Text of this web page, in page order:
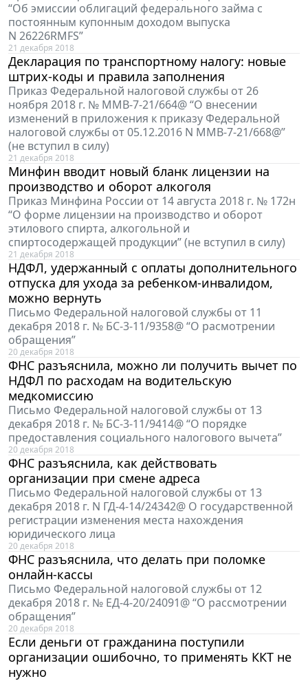
“Об эмиссии облигаций федерального займа с
постоянным купонным доходом выпуска
N 26226RMFS”
21 декабря 2018
Декларация по транспортному налогу: новые
штрих-коды и правила заполнения
Приказ Федеральной налоговой службы от 26
ноября 2018 г. № ММВ-7-21/664@ “О внесении
изменений в приложения к приказу Федеральной
налоговой службы от 05.12.2016 N ММВ-7-21/668@”
(не вступил в силу)
21 декабря 2018
Минфин вводит новый бланк лицензии на
производство и оборот алкоголя
Приказ Минфина России от 14 августа 2018 г. № 172н
“О форме лицензии на производство и оборот
этилового спирта, алкогольной и
спиртосодержащей продукции” (не вступил в силу)
21 декабря 2018
НДФЛ, удержанный с оплаты дополнительного
отпуска для ухода за ребенком-инвалидом,
можно вернуть
Письмо Федеральной налоговой службы от 11
декабря 2018 г. № БС-3-11/9358@ “О расмотрении
обращения”
20 декабря 2018
ФНС разъяснила, можно ли получить вычет по
НДФЛ по расходам на водительскую
медкомиссию
Письмо Федеральной налоговой службы от 13
декабря 2018 г. № БС-3-11/9414@ “О порядке
предоставления социального налогового вычета”
20 декабря 2018
ФНС разъяснила, как действовать
организации при смене адреса
Письмо Федеральной налоговой службы от 13
декабря 2018 г. N ГД-4-14/24342@ О государственной
регистрации изменения места нахождения
юридического лица
20 декабря 2018
ФНС разъяснила, что делать при поломке
онлайн-кассы
Письмо Федеральной налоговой службы от 12
декабря 2018 г. № ЕД-4-20/24091@ “О рассмотрении
обращения”
20 декабря 2018
Если деньги от гражданина поступили
организации ошибочно, то применять ККТ не
нужно